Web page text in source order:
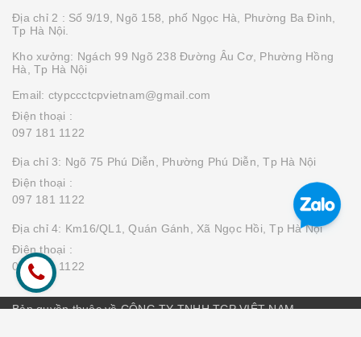
Địa chỉ 2 : Số 9/19, Ngõ 158, phố Ngọc Hà, Phường Ba Đình,
Tp Hà Nội.
Kho xưởng: Ngách 99 Ngõ 238 Đường Âu Cơ, Phường Hồng
Hà, Tp Hà Nội
Email: ctypccctcpvietnam@gmail.com
Điện thoại :
097 181 1122
Địa chỉ 3: Ngõ 75 Phú Diễn, Phường Phú Diễn, Tp Hà Nội
Điện thoại :
097 181 1122
Địa chỉ 4: Km16/QL1, Quán Gánh, Xã Ngọc Hồi, Tp Hà Nội
Điện thoại :
097 181 1122
Bản quyền thuộc về CÔNG TY TNHH TCP VIỆT NAM